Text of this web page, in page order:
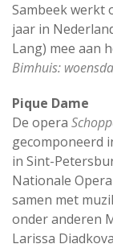
Sambeek werkt
jaar in
Lang) mee aan
Bimhuis:
Pique Dame
De opera
gecomponeerd
in Sint-
Nationale Opera
samen met
onder anderen
Larissa